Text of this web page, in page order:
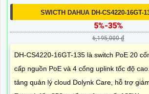
SWICTH DAHUA DH-CS4220-16GT-
5%-35%
6,195,000 ₫
DH-CS4220-16GT-135 là switch PoE 20
cấp nguồn PoE và 4 cổng uplink tốc độ
tảng quản lý cloud Dolynk Care, hỗ trợ